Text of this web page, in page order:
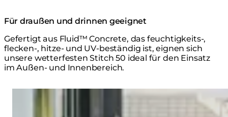
Für draußen und drinnen geeignet
Gefertigt aus Fluid™ Concrete, das feuchtigkeits-,
flecken-, hitze- und UV-beständig ist, eignen sich
unsere wetterfesten Stitch 50 ideal für den Einsatz
im Außen- und Innenbereich.